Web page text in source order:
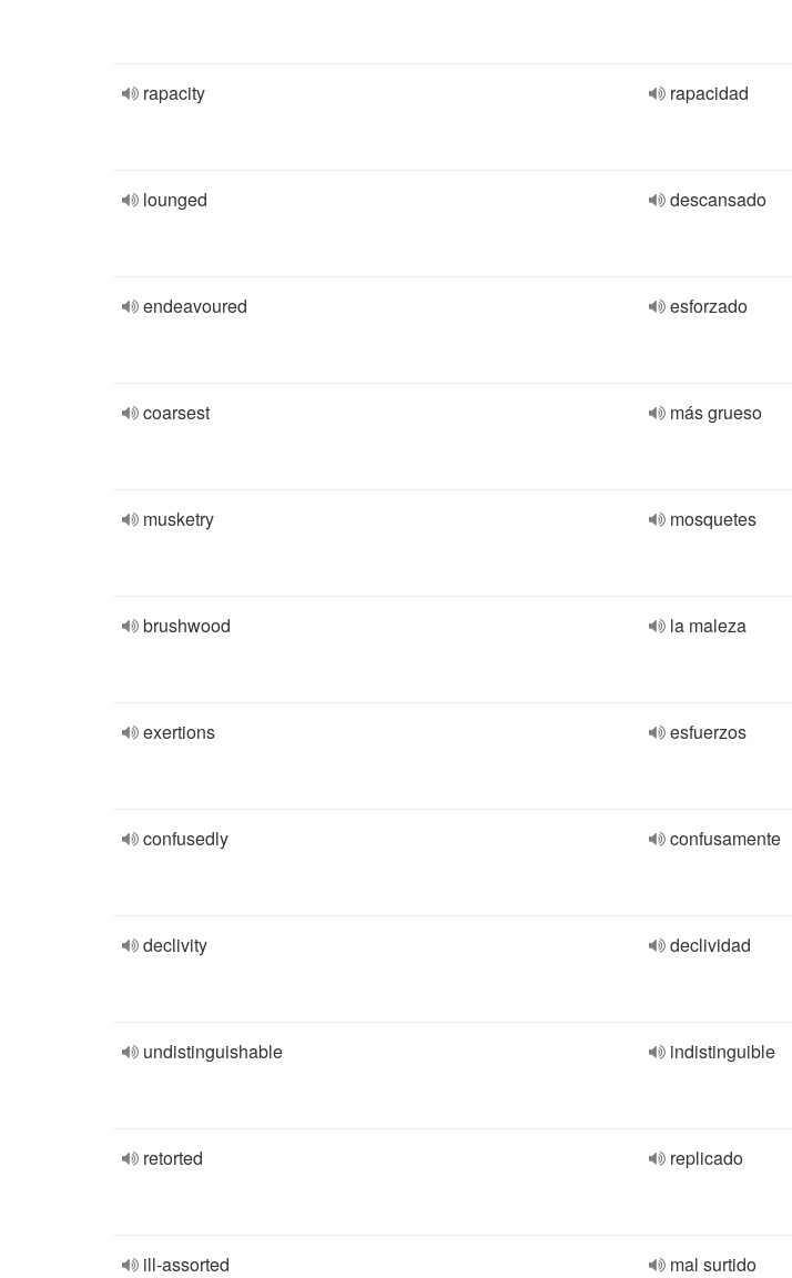
rapacity rapacidad
lounged descansado
endeavoured esforzado
coarsest más grueso
musketry mosquetes
brushwood la maleza
exertions esfuerzos
confusedly confusamente
declivity declividad
undistinguishable indistinguible
retorted replicado
ill-assorted mal surtido